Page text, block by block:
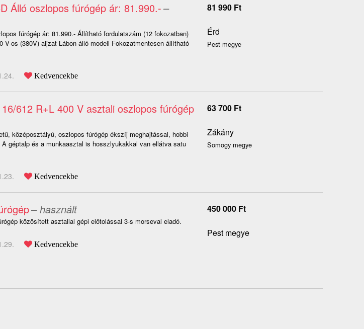
Álló oszlopos fúrógép ár: 81.990.-–
fúrógép ár: 81.990.- Állítható fordulatszám (12 fokozatban)
V-os (380V) aljzat Lábon álló modell Fokozatmentesen állítható
Kedvencekbe
81 990 Ft
Érd
Pest megye
612 R+L 400 V asztali oszlopos fúrógép
középosztályú, oszlopos fúrógép ékszíj meghajtással, hobbi
géptalp és a munkaasztal is hosszlyukakkal van ellátva satu
Kedvencekbe
63 700 Ft
Zákány
Somogy megye
– használt
közösített asztallal gépi előtolással 3-s morseval eladó.
Kedvencekbe
450 000 Ft
Pest megye